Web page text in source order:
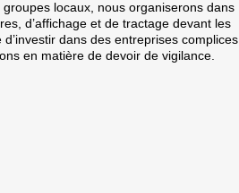
groupes locaux, nous organiserons dans
d’affichage et de tractage devant les
d’investir dans des entreprises complices
en matière de devoir de vigilance.